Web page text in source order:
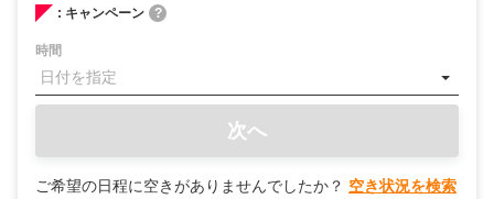
: キャンペーン
?
時間
次へ
ご希望の日程に空きがありませんでしたか？ 空き状況を検索